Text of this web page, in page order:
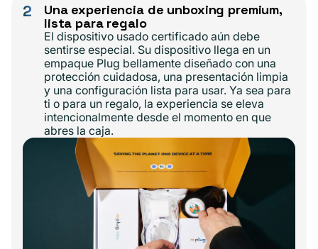
2
Una experiencia de unboxing premium,
lista para regalo
El dispositivo usado certificado aún debe
sentirse especial. Su dispositivo llega en un
empaque Plug bellamente diseñado con una
protección cuidadosa, una presentación limpia
y una configuración lista para usar. Ya sea para
ti o para un regalo, la experiencia se eleva
intencionalmente desde el momento en que
abres la caja.